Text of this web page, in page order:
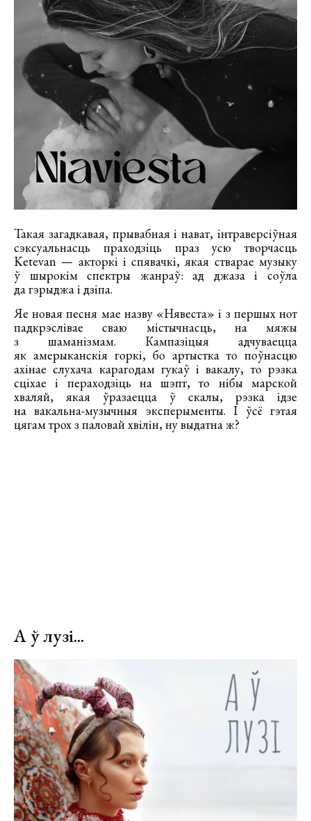
Такая загадкавая, прывабная і нават, інтраверсіўная
сэксуальнасць праходзіць праз усю творчасць
Ketevan — акторкі і спявачкі, якая стварае музыку
ў шырокім спектры жанраў: ад джаза і соўла
да гэрыджа і дзіпа.
Яе новая песня мае назву «Нявеста» і з першых нот
падкрэслівае сваю містычнасць, на мяжы
з шаманізмам. Кампазіцыя адчуваецца
як амерыканскія горкі, бо артыстка то поўнасцю
ахінае слухача карагодам гукаў і вакалу, то рэзка
сціхае і пераходзіць на шэпт, то нібы марской
хваляй, якая ўразаецца ў скалы, рэзка ідзе
на вакальна-музычныя эксперыменты. І ўсё гэтая
цягам трох з паловай хвілін, ну выдатна ж?
А ў лузі...